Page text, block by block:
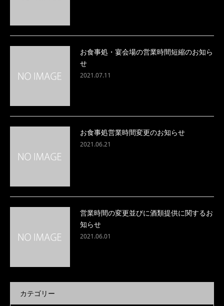
お食事処・宴会場の営業時間短縮のお知ら
せ
2021.07.11
お食事処営業時間変更のお知らせ
2021.06.21
営業時間の変更並びに酒類提供に関するお
知らせ
2021.06.01
カテゴリー